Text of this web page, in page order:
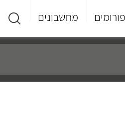
פורומים מחשבונים